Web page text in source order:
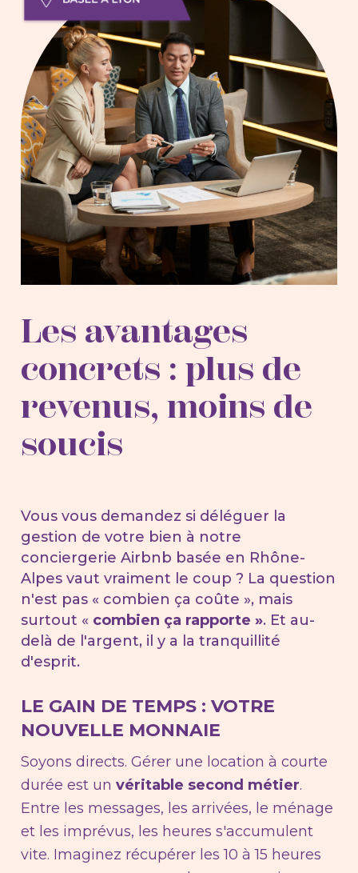
Les avantages
concrets : plus de
revenus, moins de
soucis
Vous vous demandez si déléguer la
gestion de votre bien à notre
conciergerie Airbnb basée en Rhône-
Alpes vaut vraiment le coup ? La question
n'est pas « combien ça coûte », mais
surtout « combien ça rapporte ». Et au-
delà de l'argent, il y a la tranquillité
d'esprit.
LE GAIN DE TEMPS : VOTRE
NOUVELLE MONNAIE
Soyons directs. Gérer une location à courte
durée est un véritable second métier.
Entre les messages, les arrivées, le ménage
et les imprévus, les heures s'accumulent
vite. Imaginez récupérer les 10 à 15 heures